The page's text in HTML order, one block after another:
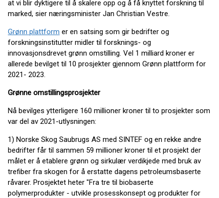
at vi blir dyktigere til å skalere opp og å få knyttet forskning til
marked, sier næringsminister Jan Christian Vestre.
Grønn plattform er en satsing som gir bedrifter og
forskningsinstitutter midler til forsknings- og
innovasjonsdrevet grønn omstilling. Vel 1 milliard kroner er
allerede bevilget til 10 prosjekter gjennom Grønn plattform for
2021- 2023.
Grønne omstillingsprosjekter
Nå bevilges ytterligere 160 millioner kroner til to prosjekter som
var del av 2021-utlysningen:
1) Norske Skog Saubrugs AS med SINTEF og en rekke andre
bedrifter får til sammen 59 millioner kroner til et prosjekt der
målet er å etablere grønn og sirkulær verdikjede med bruk av
trefiber fra skogen for å erstatte dagens petroleumsbaserte
råvarer. Prosjektet heter "Fra tre til biobaserte
polymerprodukter - utvikle prosesskonsept og produkter for